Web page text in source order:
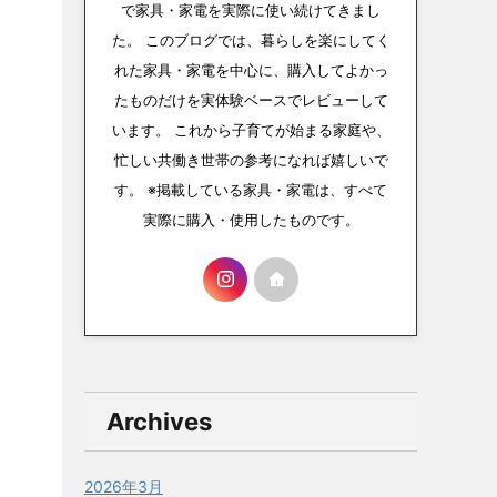
で家具・家電を実際に使い続けてきまし
た。 このブログでは、暮らしを楽にしてく
れた家具・家電を中心に、購入してよかっ
たものだけを実体験ベースでレビューして
います。 これから子育てが始まる家庭や、
忙しい共働き世帯の参考になれば嬉しいで
す。 ※掲載している家具・家電は、すべて
実際に購入・使用したものです。
Archives
2026年3月